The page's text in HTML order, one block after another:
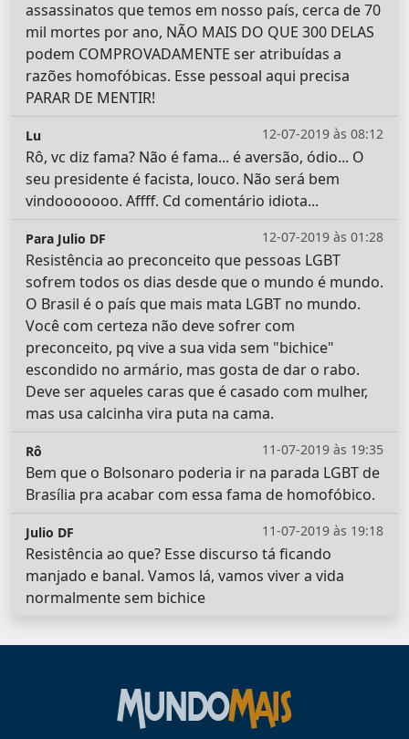
assassinatos que temos em nosso país, cerca de 70
mil mortes por ano, NÃO MAIS DO QUE 300 DELAS
podem COMPROVADAMENTE ser atribuídas a
razões homofóbicas. Esse pessoal aqui precisa
PARAR DE MENTIR!
12-07-2019 às 08:12
Lu
Rô, vc diz fama? Não é fama... é aversão, ódio... O
seu presidente é facista, louco. Não será bem
vindooooooo. Affff. Cd comentário idiota...
12-07-2019 às 01:28
Para Julio DF
Resistência ao preconceito que pessoas LGBT
sofrem todos os dias desde que o mundo é mundo.
O Brasil é o país que mais mata LGBT no mundo.
Você com certeza não deve sofrer com
preconceito, pq vive a sua vida sem "bichice"
escondido no armário, mas gosta de dar o rabo.
Deve ser aqueles caras que é casado com mulher,
mas usa calcinha vira puta na cama.
11-07-2019 às 19:35
Rô
Bem que o Bolsonaro poderia ir na parada LGBT de
Brasília pra acabar com essa fama de homofóbico.
11-07-2019 às 19:18
Julio DF
Resistência ao que? Esse discurso tá ficando
manjado e banal. Vamos lá, vamos viver a vida
normalmente sem bichice